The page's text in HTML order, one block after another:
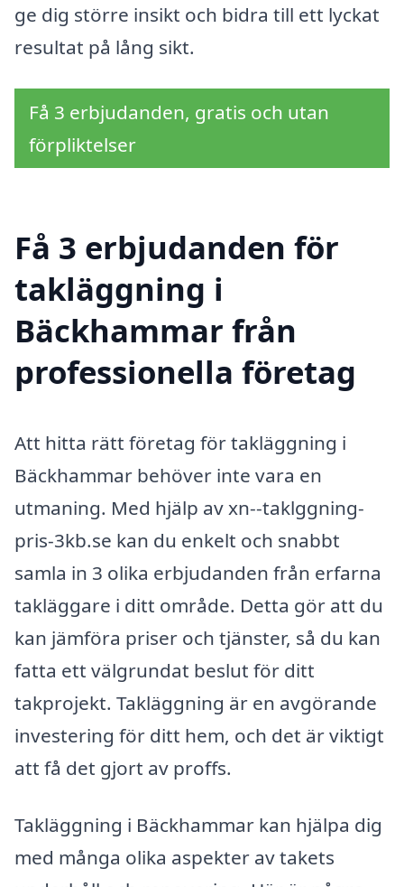
ge dig större insikt och bidra till ett lyckat
resultat på lång sikt.
Få 3 erbjudanden, gratis och utan
förpliktelser
Få 3 erbjudanden för
takläggning i
Bäckhammar från
professionella företag
Att hitta rätt företag för takläggning i
Bäckhammar behöver inte vara en
utmaning. Med hjälp av xn--taklggning-
pris-3kb.se kan du enkelt och snabbt
samla in 3 olika erbjudanden från erfarna
takläggare i ditt område. Detta gör att du
kan jämföra priser och tjänster, så du kan
fatta ett välgrundat beslut för ditt
takprojekt. Takläggning är en avgörande
investering för ditt hem, och det är viktigt
att få det gjort av proffs.
Takläggning i Bäckhammar kan hjälpa dig
med många olika aspekter av takets